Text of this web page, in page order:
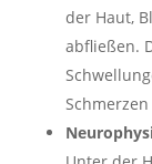
der Haut,
abfließen.